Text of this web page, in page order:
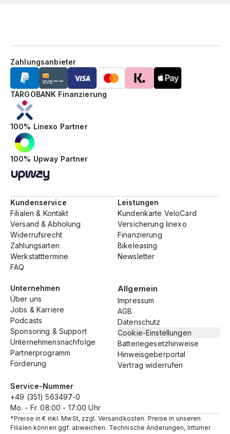
100% Upway Partner
100% Linexo Partner
TARGOBANK Finanzierung
Zahlungsanbieter
Service-Nummer
+49 (351) 563497-0
Mo. - Fr. 08:00 - 17:00 Uhr
Kundenservice
Filialen & Kontakt
Versand & Abholung
Widerrufsrecht
Zahlungsarten
Werkstatttermine
FAQ
Leistungen
Kundenkarte VeloCard
Versicherung linexo
Finanzierung
Bikeleasing
Newsletter
Unternehmen
Über uns
Jobs & Karriere
Podcasts
Sponsoring & Support
Unternehmensnachfolge
Partnerprogramm
Förderung
Allgemein
Impressum
AGB
Datenschutz
Cookie-Einstellungen
Batteriegesetzhinweise
Hinweisgeberportal
Vertrag widerrufen
*Preise in € inkl. MwSt, zzgl. Versandkosten. Preise in unseren
Filialen können ggf. abweichen. Technische Änderungen, Irrtümer